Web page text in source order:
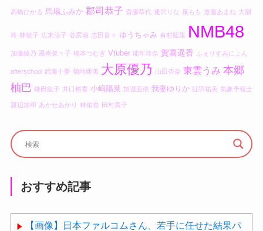
高橋ひかる 馬場ふみか 郡司恭子 斎藤恭代 逢沢りな 泉もも 進藤あまね 大園
玲 林鼓子 広末涼子 谷尻萌 志田音々 ゆうちゃみ 有村藍里 NMB48
加藤綾乃 黒嵜菜々子 橋本つむぎ Vtuber 能年玲奈 賀喜遥香 ふぇりすみにょん
afterschool 武藤十夢 菊地亜美 大原優乃 山田杏奈 東雲うみ 本郷
柚巴 鎌田紘子 井口裕香 小嶋陽菜 加護亜依 我妻ゆりか 紅羽祐美 気象予報士
渡辺加和 あかせあかり 林佑香 田村真子
おすすめ記事
【画像】日本ファルコムさん、若手に任せた結果パ